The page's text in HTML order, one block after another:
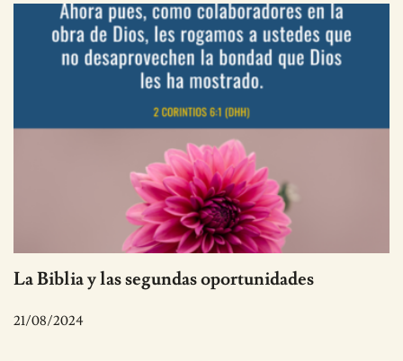
La Biblia y las segundas oportunidades
21/08/2024